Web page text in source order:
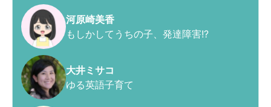
河原崎美香
もしかしてうちの子、発達障害!?
大井ミサコ
ゆる英語子育て